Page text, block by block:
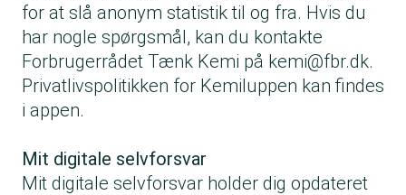
for at slå anonym statistik til og fra. Hvis du
har nogle spørgsmål, kan du kontakte
Forbrugerrådet Tænk Kemi på kemi@fbr.dk.
Privatlivspolitikken for Kemiluppen kan findes
i appen.
Mit digitale selvforsvar
Mit digitale selvforsvar holder dig opdateret